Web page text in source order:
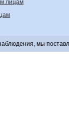
лицам
мы